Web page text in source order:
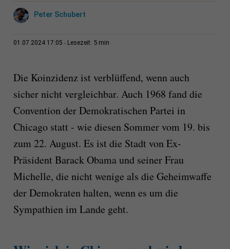
Peter Schubert
01.07.2024 17:05 Lesezeit: 5 min
Die Koinzidenz ist verblüffend, wenn auch
sicher nicht vergleichbar. Auch 1968 fand die
Convention der Demokratischen Partei in
Chicago statt - wie diesen Sommer vom 19. bis
zum 22. August. Es ist die Stadt von Ex-
Präsident Barack Obama und seiner Frau
Michelle, die nicht wenige als die Geheimwaffe
der Demokraten halten, wenn es um die
Sympathien im Lande geht.